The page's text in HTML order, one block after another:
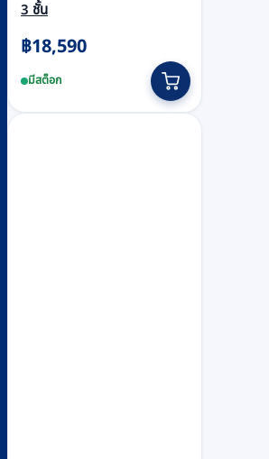
3 ชั้น
฿18,590
มีสต็อก